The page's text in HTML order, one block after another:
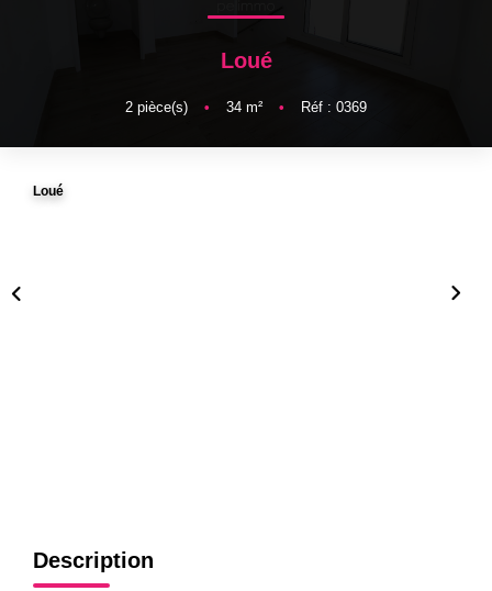
ESTIMATION
Loué
2 pièce(s) • 34 m² • Réf : 0369
Loué
Description